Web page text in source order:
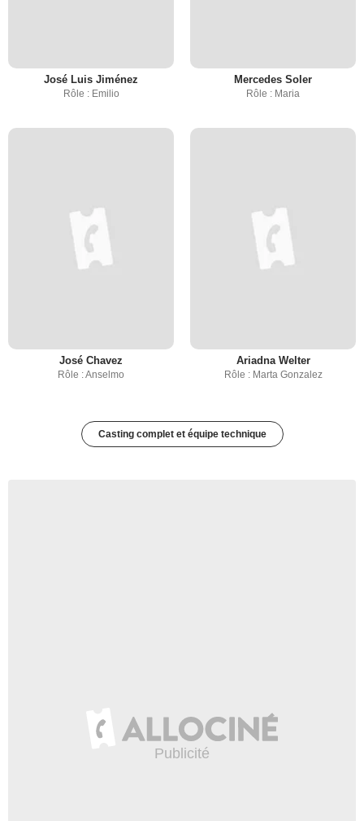
José Luis Jiménez
Rôle : Emilio
Mercedes Soler
Rôle : Maria
José Chavez
Rôle : Anselmo
Ariadna Welter
Rôle : Marta Gonzalez
Casting complet et équipe technique